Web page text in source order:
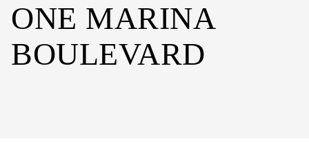
ONE MARINA
BOULEVARD